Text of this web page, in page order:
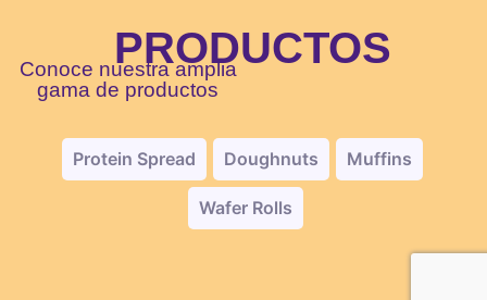
Protein Spread Doughnuts Muffins
Wafer Rolls
PRODUCTOS
Conoce nuestra amplia
gama de productos